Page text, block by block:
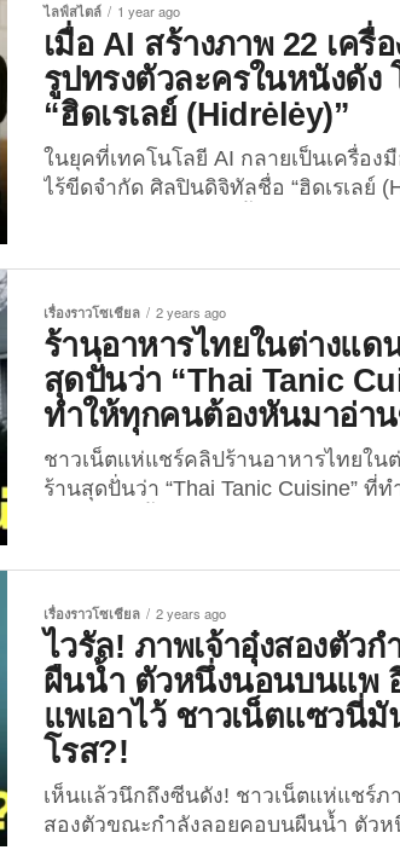
ไลฟ์สไตล์ 1 year ago
เมื่อ AI สร้างภาพ 22 เครื่
รูปทรงตัวละครในหนังดัง
“ฮิดเรเลย์ (Hidrėlėy)”
ในยุคที่เทคโนโลยี AI กลายเป็นเครื่อง
ไร้ขีดจำกัด ศิลปินดิจิทัลชื่อ “ฮิดเรเลย์
กาแฟที่ได้แรงบันดาลใจจากตัวละครใ
ที่นอกจากจะเรียกเสียงฮา ยังทำให้แฟน
วในไอเดียล้ำ ๆ ที่ไม่เหมือนใครนี้อีกด้
ชุดนี้ประกอบด้วย เครื่องชงกาแฟ 22
ไม่ได้แค่ “ได้รับแรงบันดาลใจ” จากภาพ
เหมือนหลุดออกมาจากฉากในหนังแบบ
ลักษณ์ สีสัน รายละเอียด และแม้แต่คำพู
ตัวละครก็ยังสลักอยู่บนเครื่องชงกาแฟ
เรื่องราวโซเชียล 2 years ago
ร้านอาหารไทยในต่างแด
สุดปั่นว่า “Thai Tanic
ทำให้ทุกคนต้องหันมาอ่า
ชาวเน็ตแห่แชร์คลิปร้านอาหารไทยใน
ร้านสุดปั่นว่า “Thai Tanic Cuisine” ที่
ว่ายากแล้ว การไปเปิดร้านอาหารในต่
กว่า! เพราะนอกจากจะต้องวางระบบกา
ร้านให้พนักงานรับออเดอร์, ปรุงอาหาร
อาหารรสเลิศแสนจัดจ้านได้ทันอกทัน
ท้องร้องกิ่วแล้ว การตั้งชื่อร้านยังไงให้ค
และชาวต่างชาติสามารถอ่านและจดจำ
ได้ตั้งแต่แรกเห็นก็เป็นเรื่องยากไม่แพ้
ว่าปัญหาดังกล่าวจะไม่เป็นอุปสรรคสำห
ไทยร้านหนึ่งในเมืองเมอริเดน รัฐคอนเ
สหรัฐอเมริกา แถมเจ้าของร้านยังตั้งชื่อ
เรื่องราวโซเชียล 2 years ago
ไวรัล! ภาพเจ้าอุ๋งสองตัว
ผืนน้ำ ตัวหนึ่งนอนบนแพ
แพเอาไว้ ชาวเน็ตแซวนี่
โรส?!
เห็นแล้วนึกถึงซีนดัง! ชาวเน็ตแห่แชร์ภ
สองตัวขณะกำลังลอยคอบนผืนน้ำ ตัว